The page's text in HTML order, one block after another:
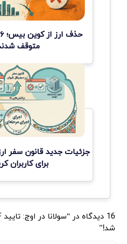
متوقف
جزئیات جدید قانون سفر
برای کاربران
شد!”